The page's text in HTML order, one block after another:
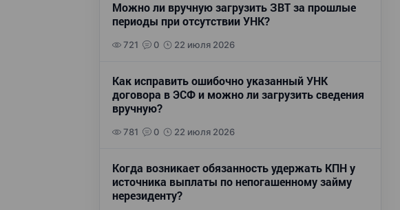
Можно ли вручную загрузить ЗВТ за прошлые
периоды при отсутствии УНК?
721 0 22 июля 2026
Как исправить ошибочно указанный УНК
договора в ЭСФ и можно ли загрузить сведения
вручную?
781 0 22 июля 2026
Когда возникает обязанность удержать КПН у
источника выплаты по непогашенному займу
нерезиденту?